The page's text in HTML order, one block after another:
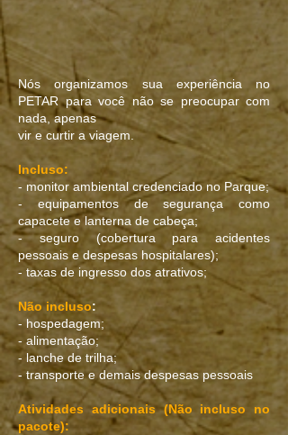
Nós organizamos sua experiência no
PETAR para você não se preocupar com
nada, apenas
vir e curtir a viagem.
Incluso:
- monitor ambiental credenciado no Parque;
- equipamentos de segurança como
capacete e lanterna de cabeça;
- seguro (cobertura para acidentes
pessoais e despesas hospitalares);
- taxas de ingresso dos atrativos;
Não incluso:
- hospedagem;
- alimentação;
- lanche de trilha;
- transporte e demais despesas pessoais
Atividades adicionais (Não incluso no
pacote):